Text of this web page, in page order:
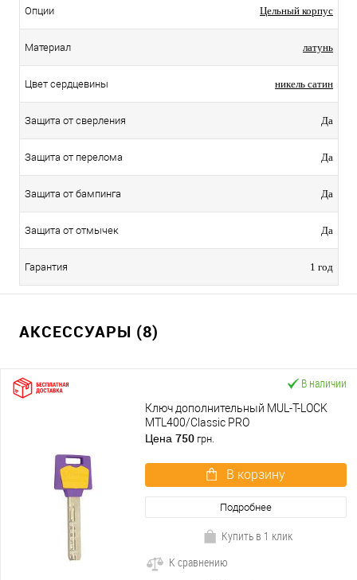
Опции Цельный корпус
Материал латунь
Цвет сердцевины никель сатин
Защита от сверления Да
Защита от перелома Да
Защита от бампинга Да
Защита от отмычек Да
Гарантия 1 год
АКСЕССУАРЫ (8)
В наличии
Ключ дополнительный MUL-T-LOCK
MTL400/Classic PRO
Цена 750 грн.
В корзину
Подробнее
Купить в 1 клик
К сравнению